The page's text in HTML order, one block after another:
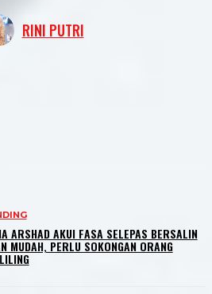
RINI PUTRI
ARSHAD AKUI FASA SELEPAS BERSALIN
MUDAH, PERLU SOKONGAN ORANG